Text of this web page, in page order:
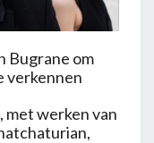
Bugrane om
verkennen
met werken van